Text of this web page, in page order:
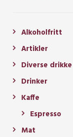
Alkoholfritt
Artikler
Diverse drikke
Drinker
Kaffe
Espresso
Mat